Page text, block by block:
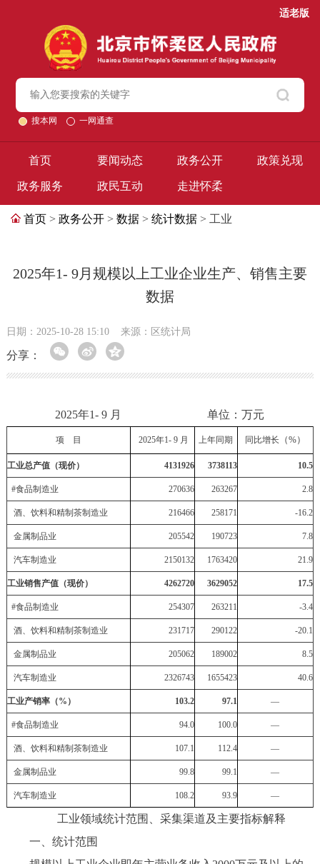
适老版
搜本网 一网通查
首页 要闻动态 政务公开 政策兑现
政务服务 政民互动 走进怀柔
首页 > 政务公开 > 数据 > 统计数据 > 工业
2025年1- 9月规模以上工业企业生产、销售主要
数据
日期：2025-10-28 15:10 来源：区统计局
分享：
2025年1- 9 月 单位：万元
项 目 2025年1- 9 月 上年同期 同比增长 （%）
工业总产值（现价） 4131926 3738113 10.5
#食品制造业 270636 263267 2.8
酒、饮料和精制茶制造业 216466 258171 -16.2
金属制品业 205542 190723 7.8
汽车制造业 2150132 1763420 21.9
工业销售产值（现价） 4262720 3629052 17.5
#食品制造业 254307 263211 -3.4
酒、饮料和精制茶制造业 231717 290122 -20.1
金属制品业 205062 189002 8.5
汽车制造业 2326743 1655423 40.6
工业产销率（%） 103.2 97.1 —
#食品制造业 94.0 100.0 —
酒、饮料和精制茶制造业 107.1 112.4 —
金属制品业 99.8 99.1 —
汽车制造业 108.2 93.9 —
工业领域统计范围、采集渠道及主要指标解释
一、统计范围